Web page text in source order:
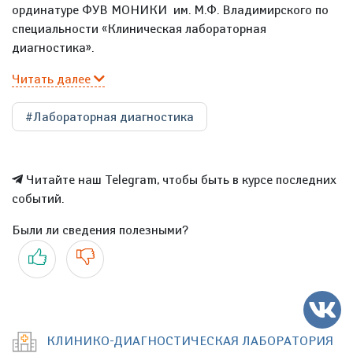
ординатуре ФУВ МОНИКИ им. М.Ф. Владимирского по
специальности «Клиническая лабораторная
диагностика».
Читать далее
#Лабораторная диагностика
Читайте наш Telegram, чтобы быть в курсе последних
событий.
Были ли сведения полезными?
Да Нет
КЛИНИКО-ДИАГНОСТИЧЕСКАЯ ЛАБОРАТОРИЯ